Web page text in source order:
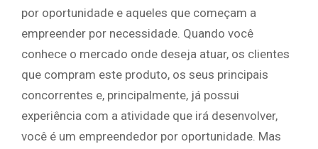
por oportunidade e aqueles que começam a
empreender por necessidade. Quando você
conhece o mercado onde deseja atuar, os clientes
que compram este produto, os seus principais
concorrentes e, principalmente, já possui
experiência com a atividade que irá desenvolver,
você é um empreendedor por oportunidade. Mas